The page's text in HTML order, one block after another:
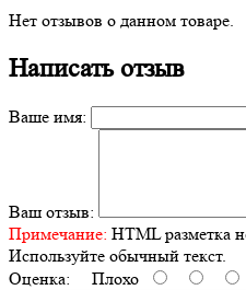
Нет отзывов о данном товаре.
Написать отзыв
Ваше имя:
Ваш отзыв:
Примечание: HTML разметка
Используйте обычный текст.
Оценка: Плохо